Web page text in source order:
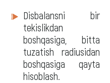
Disbalansni bir
tekislikdan
boshqasiga, bitta
tuzatish radiusidan
boshqasiga qayta
hisoblash.